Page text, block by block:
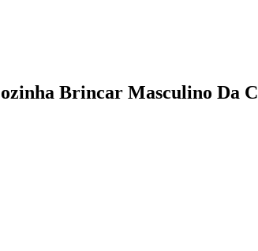
Brincar Masculino Da